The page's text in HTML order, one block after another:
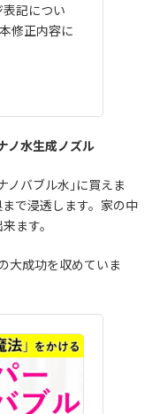
記につい
修正内容に
ノ水生成ノズル
ノバブル水｣に買えま
で浸透します。家の中
ます。
大成功を収めていま